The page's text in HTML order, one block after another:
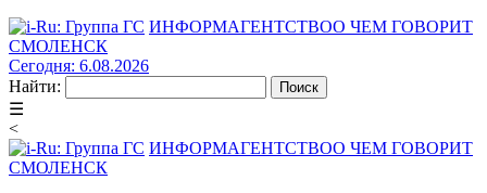
ИНФОРМАГЕНТСТВОО ЧЕМ ГОВОРИТ
СМОЛЕНСК
Сегодня: 6.08.2026
Найти:
☰
<
ИНФОРМАГЕНТСТВОО ЧЕМ ГОВОРИТ
СМОЛЕНСК